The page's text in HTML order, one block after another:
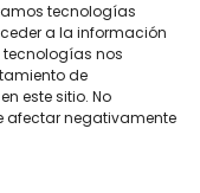
tecnologías
a la información
tecnologías nos
de
este sitio. No
afectar negativamente